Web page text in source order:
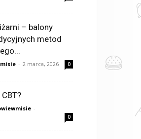
– balony
metod
- 2 marca, 2026 0
-
0